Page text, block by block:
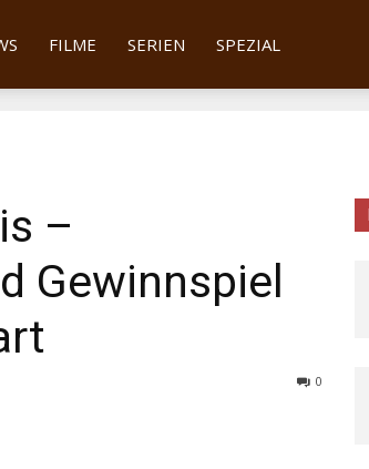
FILME SERIEN SPEZIAL
–
Gewinnspiel
0